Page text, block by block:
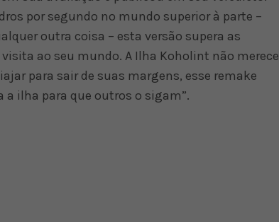
por segundo no mundo superior à parte –
outra coisa – esta versão supera as
ao seu mundo. A Ilha Koholint não merece
para sair de suas margens, esse remake
a ilha para que outros o sigam”.